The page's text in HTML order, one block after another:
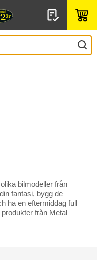
bilmodeller från
fantasi, bygg de
ha en eftermiddag full
från Metal